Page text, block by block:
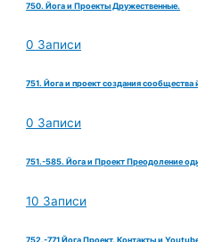
750. Йога и Проекты Дружественные.
0 Записи
751. Йога и проект создания сообщества
0 Записи
751.-585. Йога и Проект Преодоление
10 Записи
752.-771 Йога Проект. Контакты и